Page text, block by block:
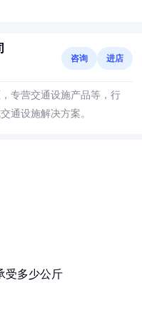
咨询 进店
专营交通设施产品等，行
通设施解决方案。
受多少公斤